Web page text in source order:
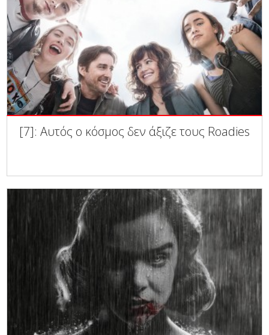
[7]: Αυτός ο κόσμος δεν άξιζε τους Roadies